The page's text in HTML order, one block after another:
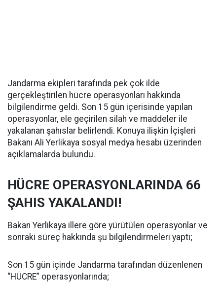
Jandarma ekipleri tarafında pek çok ilde
gerçekleştirilen hücre operasyonları hakkında
bilgilendirme geldi. Son 15 gün içerisinde yapılan
operasyonlar, ele geçirilen silah ve maddeler ile
yakalanan şahıslar belirlendi. Konuya ilişkin İçişleri
Bakanı Ali Yerlikaya sosyal medya hesabı üzerinden
açıklamalarda bulundu.
HÜCRE OPERASYONLARINDA 66
ŞAHIS YAKALANDI!
Bakan Yerlikaya illere göre yürütülen operasyonlar ve
sonraki süreç hakkında şu bilgilendirmeleri yaptı;
Son 15 gün içinde Jandarma tarafından düzenlenen
“HÜCRE” operasyonlarında;